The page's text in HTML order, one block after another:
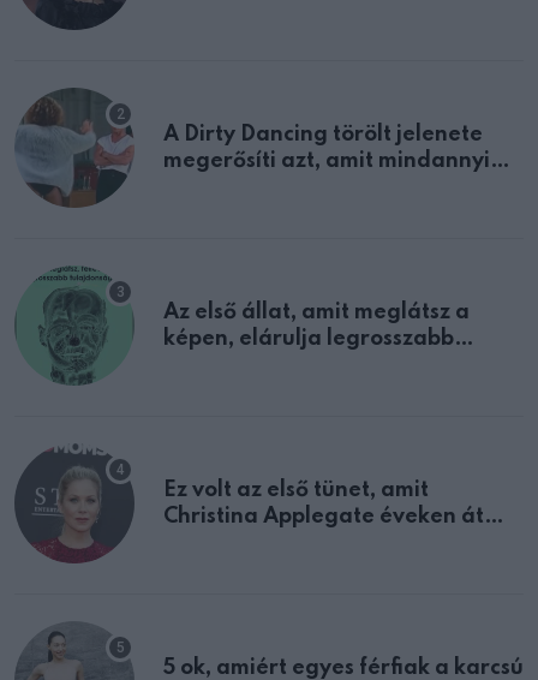
A Dirty Dancing törölt jelenete
megerősíti azt, amit mindannyian
Az első állat, amit meglátsz a
képen, elárulja legrosszabb
Ez volt az első tünet, amit
Christina Applegate éveken át
5 ok, amiért egyes férfiak a karcsú